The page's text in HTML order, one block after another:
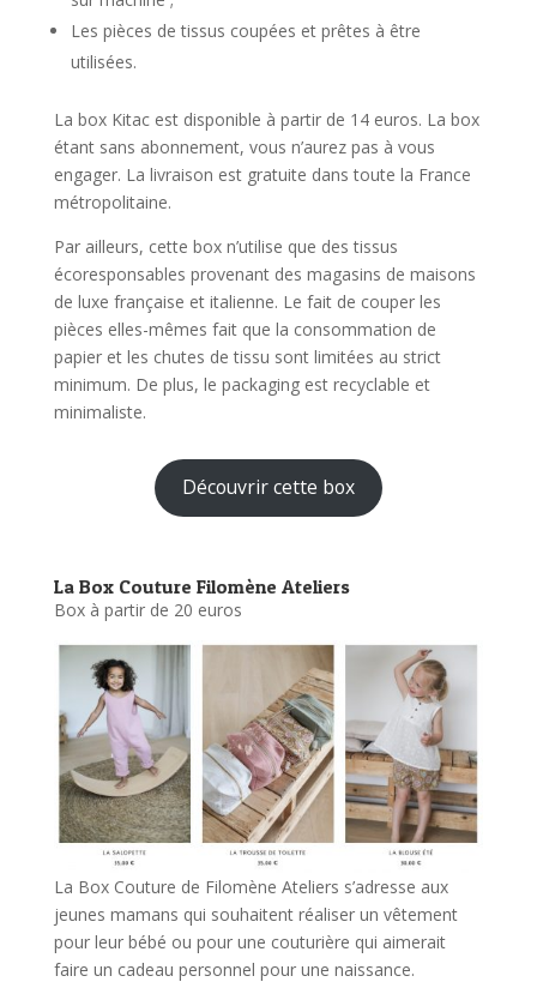
Les pièces de tissus coupées et prêtes à être
utilisées.
La box Kitac est disponible à partir de 14 euros. La box
étant sans abonnement, vous n’aurez pas à vous
engager. La livraison est gratuite dans toute la France
métropolitaine.
Par ailleurs, cette box n’utilise que des tissus
écoresponsables provenant des magasins de maisons
de luxe française et italienne. Le fait de couper les
pièces elles-mêmes fait que la consommation de
papier et les chutes de tissu sont limitées au strict
minimum. De plus, le packaging est recyclable et
minimaliste.
Découvrir cette box
La Box Couture Filomène Ateliers
Box à partir de 20 euros
La Box Couture de Filomène Ateliers s’adresse aux
jeunes mamans qui souhaitent réaliser un vêtement
pour leur bébé ou pour une couturière qui aimerait
faire un cadeau personnel pour une naissance.